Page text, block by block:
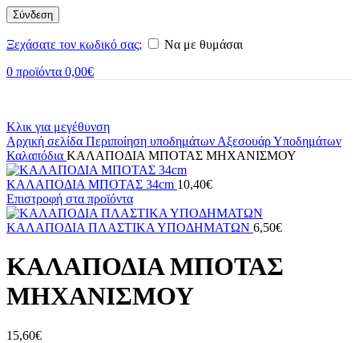
Σύνδεση
Ξεχάσατε τον κωδικό σας;
Να με θυμάσαι
0 προϊόντα 0,00€
Κλικ για μεγέθυνση
Αρχική σελίδα Περιποίηση υποδημάτων Αξεσουάρ Υποδημάτων
Καλαπόδια ΚΑΛΑΠΟΔΙΑ ΜΠΟΤΑΣ ΜΗΧΑΝΙΣΜΟΥ
ΚΑΛΑΠΟΔΙΑ ΜΠΟΤΑΣ 34cm 10,40€
Επιστροφή στα προϊόντα
ΚΑΛΑΠΟΔΙΑ ΠΛΑΣΤΙΚΑ ΥΠΟΔΗΜΑΤΩΝ 6,50€
ΚΑΛΑΠΟΔΙΑ ΜΠΟΤΑΣ
ΜΗΧΑΝΙΣΜΟΥ
15,60€